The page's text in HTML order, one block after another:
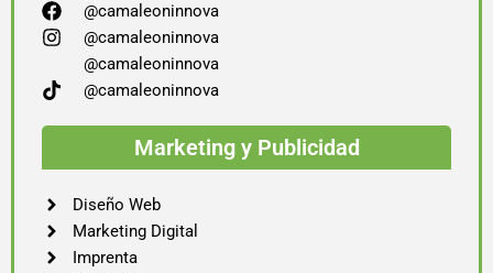
@camaleoninnova
@camaleoninnova
@camaleoninnova
@camaleoninnova
Marketing y Publicidad
Diseño Web
Marketing Digital
Imprenta